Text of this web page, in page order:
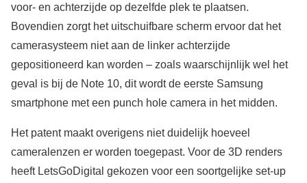
voor- en achterzijde op dezelfde plek te plaatsen.
Bovendien zorgt het uitschuifbare scherm ervoor dat het
camerasysteem niet aan de linker achterzijde
gepositioneerd kan worden – zoals waarschijnlijk wel het
geval is bij de Note 10, dit wordt de eerste Samsung
smartphone met een punch hole camera in het midden.
Het patent maakt overigens niet duidelijk hoeveel
cameralenzen er worden toegepast. Voor de 3D renders
heeft LetsGoDigital gekozen voor een soortgelijke set-up